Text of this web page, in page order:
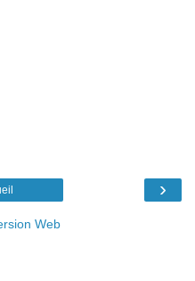
›
Web